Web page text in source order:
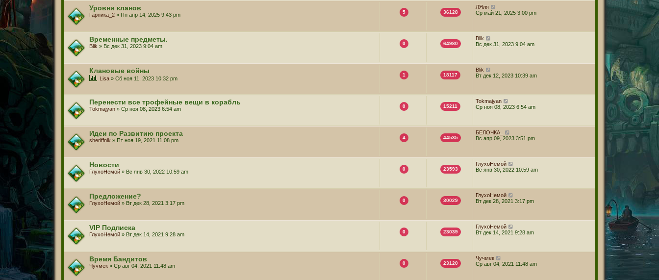
Уровни кланов
Гарника_2» Пн апр 14, 2025 9:43 pm 5 36128
ЛЯля
Ср май 21, 2025 3:00 pm
Временные предметы.
Blik » Вс дек 31, 2023 9:04 am 0 64980
Blik
Вс дек 31, 2023 9:04 am
Клановые войны
Lisa» Сб ноя 11, 2023 10:32 pm
1 18117
Blik
Вт дек 12, 2023 10:39 am
Перенести все трофейные вещи в корабль
Tokmajyan» Ср ноя 08, 2023 6:54 am 0 15211
Tokmajyan
Ср ноя 08, 2023 6:54 am
Идеи по Развитию проекта
sheriffnik » Пт ноя 19, 2021 11:08 pm 4 44535
БЕЛОЧКА_
Вс апр 09, 2023 3:51 pm
Новости
ГлухоНемой» Вс янв 30, 2022 10:59 am 0 23593
ГлухоНемой
Вс янв 30, 2022 10:59 am
Предложение?
ГлухоНемой» Вт дек 28, 2021 3:17 pm 0 30029
ГлухоНемой
Вт дек 28, 2021 3:17 pm
VIP Подписка
ГлухоНемой» Вт дек 14, 2021 9:28 am 0 23039
ГлухоНемой
Вт дек 14, 2021 9:28 am
Время Бандитов
Чучмек» Ср авг 04, 2021 11:48 am 0 23120
Чучмек
Ср авг 04, 2021 11:48 am